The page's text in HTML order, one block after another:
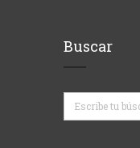
Buscar
Buscar